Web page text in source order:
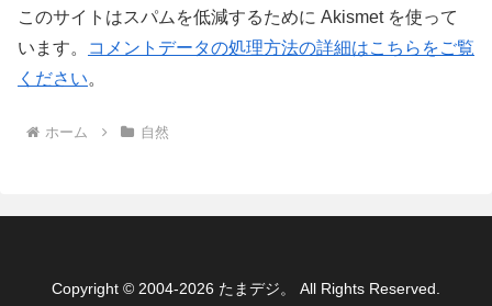
このサイトはスパムを低減するために Akismet を使って
います。
コメントデータの処理方法の詳細はこちらをご覧
ください。
ホーム 自然
Copyright © 2004-2026 たまデジ。 All Rights Reserved.